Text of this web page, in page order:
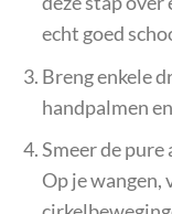
echt goed
Breng enkele
handpalmen
Smeer de
Op je wangen,